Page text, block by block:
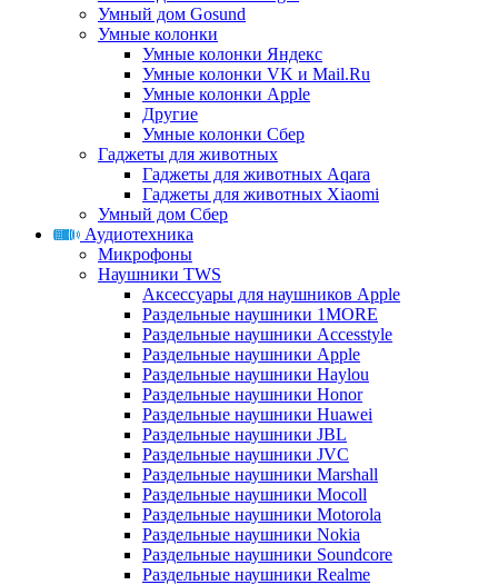
Умный дом Gosund
Умные колонки
Умные колонки Яндекс
Умные колонки VK и Mail.Ru
Умные колонки Apple
Другие
Умные колонки Сбер
Гаджеты для животных
Гаджеты для животных Aqara
Гаджеты для животных Xiaomi
Умный дом Сбер
Аудиотехника
Микрофоны
Наушники TWS
Аксессуары для наушников Apple
Раздельные наушники 1MORE
Раздельные наушники Accesstyle
Раздельные наушники Apple
Раздельные наушники Haylou
Раздельные наушники Honor
Раздельные наушники Huawei
Раздельные наушники JBL
Раздельные наушники JVC
Раздельные наушники Marshall
Раздельные наушники Mocoll
Раздельные наушники Motorola
Раздельные наушники Nokia
Раздельные наушники Soundcore
Раздельные наушники Realme